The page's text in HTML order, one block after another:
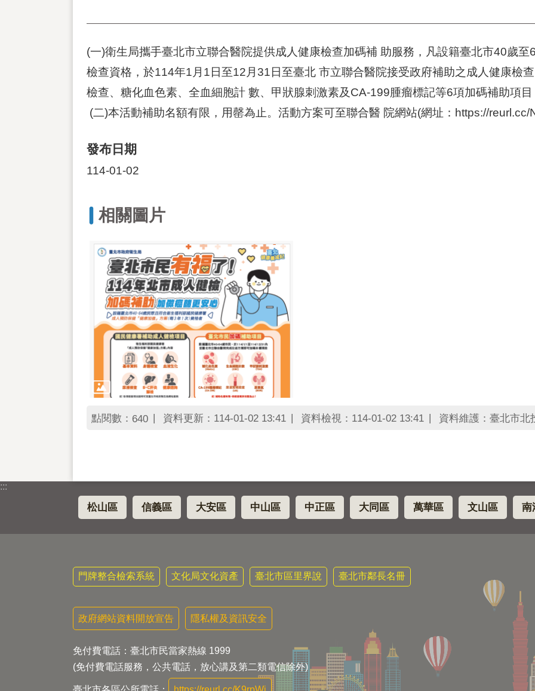
(一)衛生局攜手臺北市立聯合醫院提供成人健康檢查加碼補 助服務，凡設籍臺北市40歲
檢查資格，於114年1月1日至12月31日至臺北 市立聯合醫院接受政府補助之成人健康檢
檢查、糖化血色素、全血細胞計 數、甲狀腺刺激素及CA-199腫瘤標記等6項加碼補助項
(二)本活動補助名額有限，用罄為止。活動方案可至聯合醫 院網站(網址：https://reurl.cc/
發布日期
114-01-02
相關圖片
點閱數： 640 資料更新：114-01-02 13:41 資料檢視：114-01-02 13:41 資料維護：臺北市北
:::
松山區 信義區 大安區 中山區 中正區 大同區 萬華區 文山區 南
門牌整合檢索系統 文化局文化資產 臺北市區里界說 臺北市鄰長名冊
政府網站資料開放宣告 隱私權及資訊安全
免付費電話：臺北市民當家熱線 1999
(免付費電話服務，公共電話，放心講及第二類電信除外)